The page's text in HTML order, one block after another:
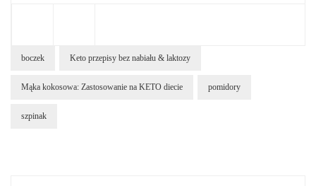
boczek Keto przepisy bez nabiału & laktozy
Mąka kokosowa: Zastosowanie na KETO diecie pomidory
szpinak